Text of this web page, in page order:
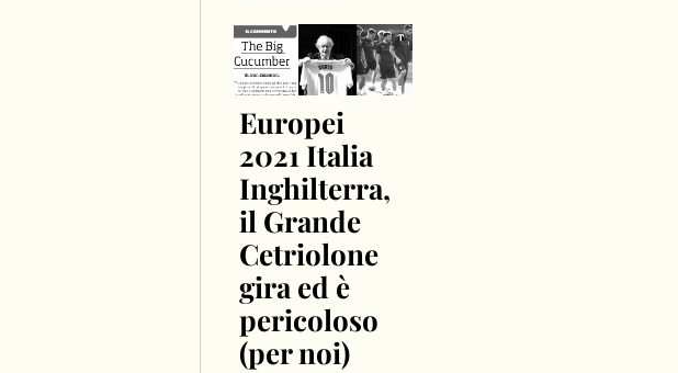
Europei
2021 Italia
Inghilterra,
il Grande
Cetriolone
gira ed è
pericoloso
(per noi)